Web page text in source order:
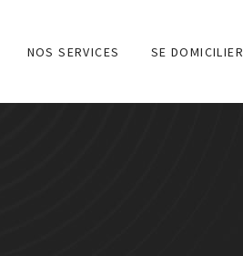
NOS SERVICES SE DOMICILIER